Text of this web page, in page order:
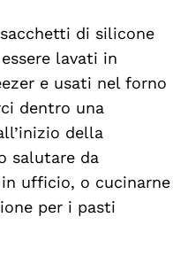
di silicone
lavati in
e usati nel forno
dentro una
della
salutare da
ufficio, o cucinarne
per i pasti